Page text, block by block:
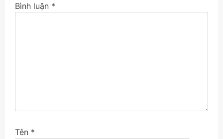
Bình luận *
Tên *